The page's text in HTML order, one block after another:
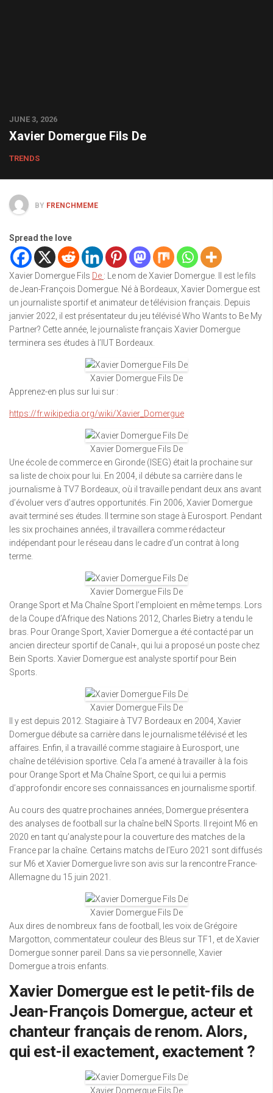
JUNE 3, 2026
Xavier Domergue Fils De
TRENDS
BY FRENCHMEME
Spread the love
Xavier Domergue Fils De : Le nom de Xavier Domergue. Il est le fils
de Jean-François Domergue. Né à Bordeaux, Xavier Domergue est
un journaliste sportif et animateur de télévision français. Depuis
janvier 2022, il est présentateur du jeu télévisé Who Wants to Be My
Partner? Cette année, le journaliste français Xavier Domergue
terminera ses études à l’IUT Bordeaux.
Xavier Domergue Fils De
Apprenez-en plus sur lui sur :
https://fr.wikipedia.org/wiki/Xavier_Domergue
Xavier Domergue Fils De
Une école de commerce en Gironde (ISEG) était la prochaine sur
sa liste de choix pour lui. En 2004, il débute sa carrière dans le
journalisme à TV7 Bordeaux, où il travaille pendant deux ans avant
d’évoluer vers d’autres opportunités. Fin 2006, Xavier Domergue
avait terminé ses études. Il termine son stage à Eurosport. Pendant
les six prochaines années, il travaillera comme rédacteur
indépendant pour le réseau dans le cadre d’un contrat à long
terme.
Xavier Domergue Fils De
Orange Sport et Ma Chaîne Sport l’emploient en même temps. Lors
de la Coupe d’Afrique des Nations 2012, Charles Bietry a tendu le
bras. Pour Orange Sport, Xavier Domergue a été contacté par un
ancien directeur sportif de Canal+, qui lui a proposé un poste chez
Bein Sports. Xavier Domergue est analyste sportif pour Bein
Sports.
Xavier Domergue Fils De
Il y est depuis 2012. Stagiaire à TV7 Bordeaux en 2004, Xavier
Domergue débute sa carrière dans le journalisme télévisé et les
affaires. Enfin, il a travaillé comme stagiaire à Eurosport, une
chaîne de télévision sportive. Cela l’a amené à travailler à la fois
pour Orange Sport et Ma Chaîne Sport, ce qui lui a permis
d’approfondir encore ses connaissances en journalisme sportif.
Au cours des quatre prochaines années, Domergue présentera
des analyses de football sur la chaîne beIN Sports. Il rejoint M6 en
2020 en tant qu’analyste pour la couverture des matches de la
France par la chaîne. Certains matchs de l’Euro 2021 sont diffusés
sur M6 et Xavier Domergue livre son avis sur la rencontre France-
Allemagne du 15 juin 2021.
Xavier Domergue Fils De
Aux dires de nombreux fans de football, les voix de Grégoire
Margotton, commentateur couleur des Bleus sur TF1, et de Xavier
Domergue sonner pareil. Dans sa vie personnelle, Xavier
Domergue a trois enfants.
Xavier Domergue est le petit-fils de
Jean-François Domergue, acteur et
chanteur français de renom. Alors,
qui est-il exactement, exactement ?
Xavier Domergue Fils De